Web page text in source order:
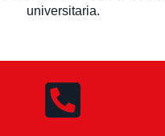
universitaria.